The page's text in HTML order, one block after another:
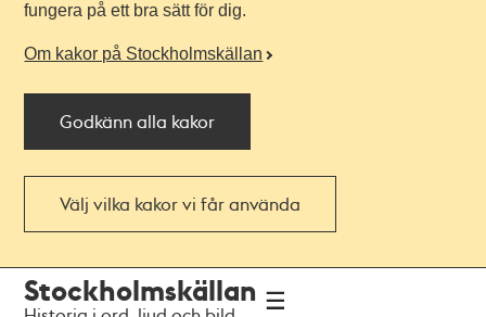
fungera på ett bra sätt för dig.
Om kakor på Stockholmskällan
Godkänn alla kakor
Välj vilka kakor vi får använda
navigationen
huvudinnehållet
Stockholmskällan